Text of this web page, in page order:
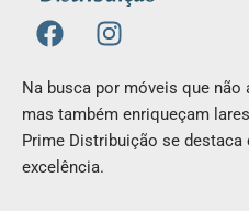
F
a
c
e
b
o
o
I
n
t
a
g
Na busca por móveis que não
mas também enriqueçam
Prime Distribuição se
excelência.